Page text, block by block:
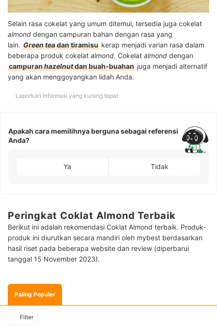
Selain rasa cokelat yang umum ditemui, tersedia juga cokelat
almond dengan campuran bahan dengan rasa yang
lain. Green teadan tiramisu kerap menjadi varian rasa dalam
beberapa produk cokelat almond. Cokelat almond dengan
campuranhazelnutdan buah-buahan juga menjadi alternatif
yang akan menggoyangkan lidah Anda.
Laporkan informasi yang kurang tepat
Apakah cara memilihnya berguna sebagai referensi
Anda?
Ya Tidak
Peringkat Coklat Almond Terbaik
Berikut ini adalah rekomendasi Coklat Almond terbaik. Produk-
produk ini diurutkan secara mandiri oleh mybest berdasarkan
hasil riset pada beberapa website dan review (diperbarui
tanggal 15 November 2023).
Paling Populer
Filter